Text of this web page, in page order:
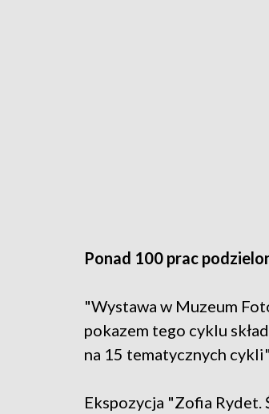
Ponad 100 prac
"Wystawa w Muzeum
pokazem tego cyklu
na 15 tematycznych
Ekspozycja "Zofia Rydet.